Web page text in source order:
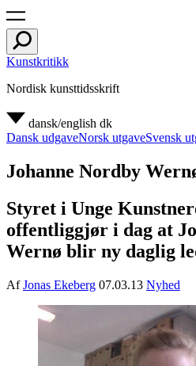
Kunstkritikk
Nordisk kunsttidsskrift
dansk/english dk
Dansk udgaveNorsk utgaveSvensk
Johanne Nordby
Styret i Unge
offentliggjør i dag at
Wernø blir ny daglig
AfJonas Ekeberg 07.03.13 Nyhed